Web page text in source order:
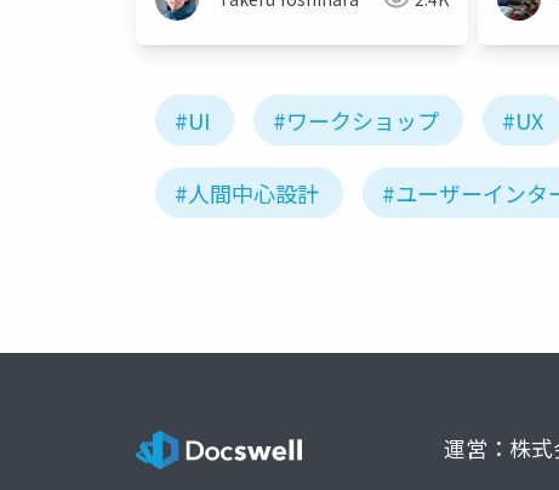
#UI #ワークショップ #UX
#人間中心設計 #ユーザーインタ
運営：株